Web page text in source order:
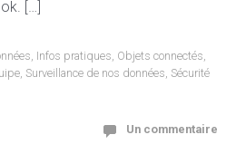
[…]
, Infos pratiques, Objets connectés,
, Surveillance de nos données, Sécurité
Un commentaire